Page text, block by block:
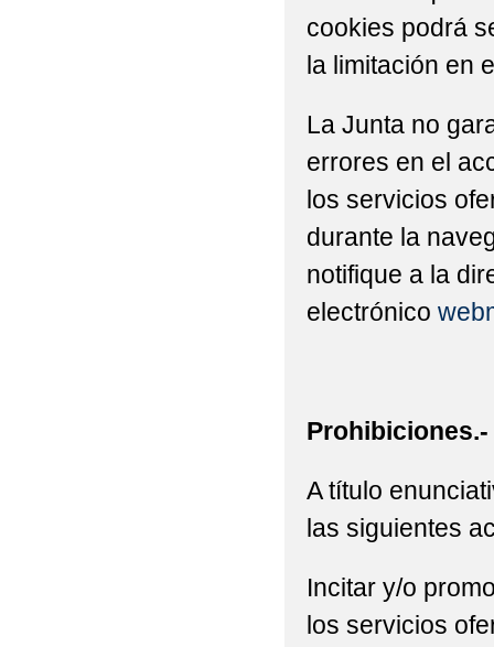
cookies podrá
la limitación en
La Junta no
errores en el
los servicios
durante la
notifique a la
electrónico
Prohibiciones.-
A título
las siguientes
Incitar y/o
los servicios